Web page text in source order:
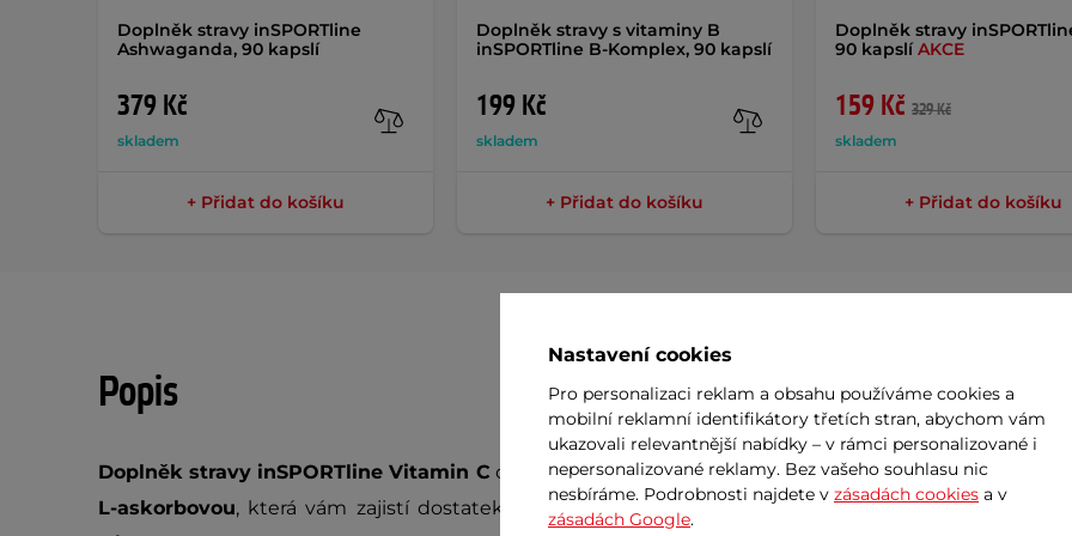
Doplněk stravy inSPORTline
Ashwaganda, 90 kapslí
379 Kč
skladem
+ Přidat do košíku
Doplněk stravy s vitaminy B
inSPORTline B-Komplex, 90 kapslí
199 Kč
skladem
+ Přidat do košíku
Doplněk stravy
90 kapslíAKCE
159 Kč 329 Kč
skladem
+ Přidat do košíku
Popis
Doplněk stravy inSPORTline Vitamin C obsahuje laboratorně testovanoukyselinu
L-askorbovou, která vám zajistí dostatek vitamínu Cna celý den! Tento vitamín
7
Nová
Nastavení cookies
Pro personalizaci reklam a obsahu používáme cookies a
mobilní reklamní identifikátory třetích stran, abychom vám
ukazovali relevantnější nabídky – v rámci personalizované i
nepersonalizované reklamy. Bez vašeho souhlasu nic
nesbíráme. Podrobnosti najdete v zásadách cookies a v
zásadách Google.